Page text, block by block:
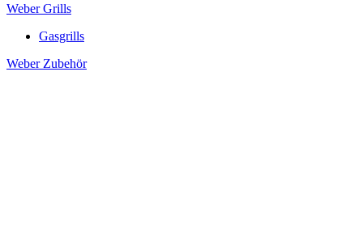
Weber Grills
Gasgrills
Weber Zubehör